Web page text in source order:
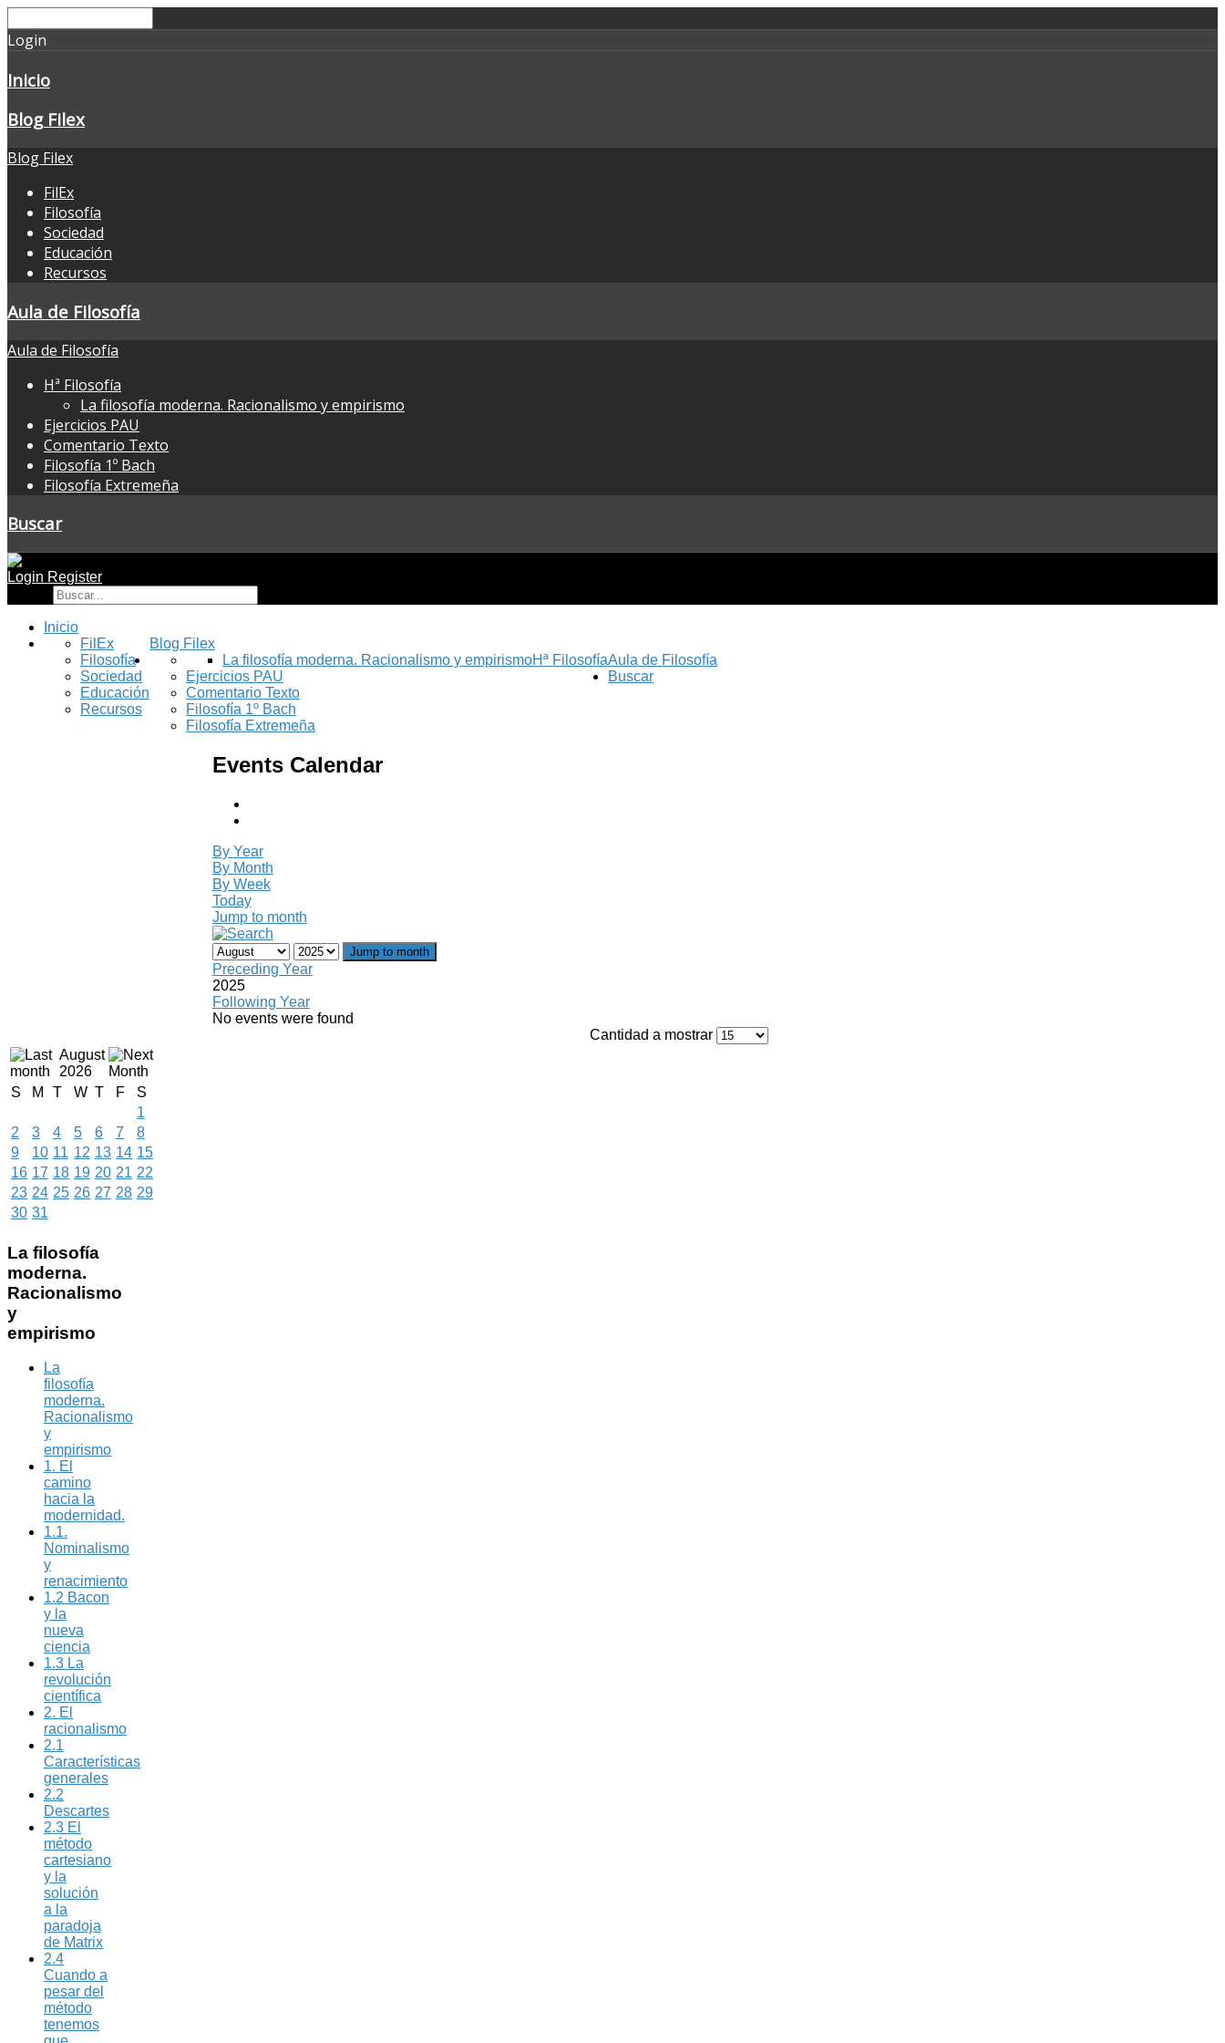
Login
Inicio
Blog Filex
Blog Filex
FilEx
Filosofía
Sociedad
Educación
Recursos
Aula de Filosofía
Aula de Filosofía
Hª Filosofía
La filosofía moderna. Racionalismo y empirismo
Ejercicios PAU
Comentario Texto
Filosofía 1º Bach
Filosofía Extremeña
Buscar
Login Register
Inicio
Blog Filex
FilEx
Filosofía
Sociedad
Educación
Recursos
Aula de Filosofía
Hª Filosofía
La filosofía moderna. Racionalismo y empirismo
Ejercicios PAU
Comentario Texto
Filosofía 1º Bach
Filosofía Extremeña
Buscar
Events Calendar
By Year
By Month
By Week
Today
Jump to month
Jump to month
Preceding Year
2025
Following Year
No events were found
Cantidad a mostrar
August
2026
S
M T W T F
S
1
2
3 4 5 6 7
8
9
10 11 12 13 14 15
16 17 18 19 20 21 22
23 24 25 26 27 28 29
30 31
La filosofía
moderna.
Racionalismo
y
empirismo
La
filosofía
moderna.
Racionalismo
y
empirismo
1. El
camino
hacia la
modernidad.
1.1.
Nominalismo
y
renacimiento
1.2 Bacon
y la
nueva
ciencia
1.3 La
revolución
científica
2. El
racionalismo
2.1
Características
generales
2.2
Descartes
2.3 El
método
cartesiano
y la
solución
a la
paradoja
de Matrix
2.4
Cuando a
pesar del
método
tenemos